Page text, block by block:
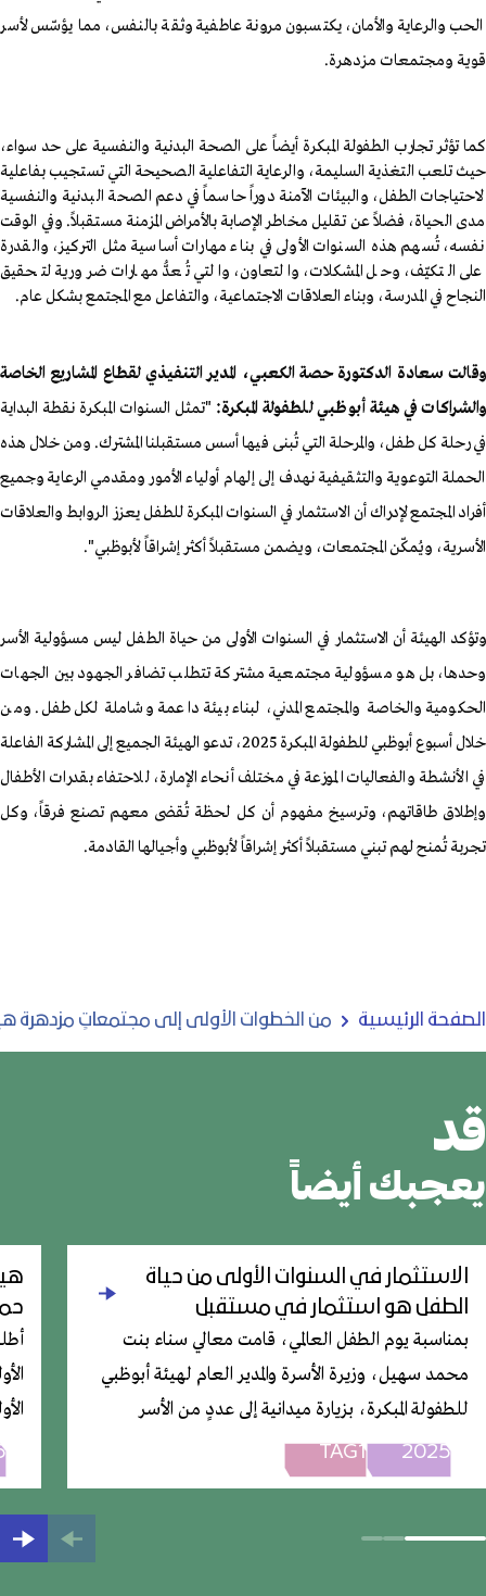
الحب والرعاية والأمان، يكتسبون مرونة عاطفية وثقة بالنفس، مما يؤسّس لأسر
قوية ومجتمعات مزدهرة.
كما تؤثر تجارب الطفولة المبكرة أيضاً على الصحة البدنية والنفسية على حد سواء،
حيث تلعب التغذية السليمة، والرعاية التفاعلية الصحيحة التي تستجيب بفاعلية
لاحتياجات الطفل، والبيئات الآمنة دوراً حاسماً في دعم الصحة البدنية والنفسية
مدى الحياة، فضلاً عن تقليل مخاطر الإصابة بالأمراض المزمنة مستقبلاً.وفي الوقت
نفسه، تُسهم هذه السنوات الأولى في بناء مهارات أساسية مثل التركيز، والقدرة
على التكيّف، وحل المشكلات، والتعاون، والتي تُعدُّ مهارات ضرورية لتحقيق
النجاح في المدرسة، وبناء العلاقات الاجتماعية، والتفاعل مع المجتمع بشكل عام.
وقالت سعادة الدكتورة حصة الكعبي، المدير التنفيذي لقطاع المشاريع الخاصة
والشراكات في هيئة أبوظبي للطفولة المبكرة: "تمثل السنوات المبكرة نقطة البداية
في رحلة كل طفل، والمرحلة التي تُبنى فيها أسس مستقبلنا المشترك. ومن خلال هذه
الحملة التوعوية والتثقيفية نهدف إلى إلهام أولياء الأمور ومقدمي الرعاية وجميع
أفراد المجتمع لإدراك أن الاستثمار في السنوات المبكرة للطفل يعزز الروابط والعلاقات
الأسرية، ويُمكّن المجتمعات، ويضمن مستقبلاً أكثر إشراقاً لأبوظبي".
وتؤكد الهيئة أن الاستثمار في السنوات الأولى من حياة الطفل ليس مسؤولية الأسر
وحدها، بل هو مسؤولية مجتمعية مشتركة تتطلب تضافر الجهود بين الجهات
الحكومية والخاصة والمجتمع المدني، لبناء بيئة داعمة وشاملة لكل طفل. ومن
خلال أسبوع أبوظبي للطفولة المبكرة 2025، تدعو الهيئة الجميع إلى المشاركة الفاعلة
في الأنشطة والفعاليات الموزعة في مختلف أنحاء الإمارة، للاحتفاء بقدرات الأطفال
وإطلاق طاقاتهم، وترسيخ مفهوم أن كل لحظة تُقضى معهم تصنع فرقاً، وكل
تجربة تُمنح لهم تبني مستقبلاً أكثر إشراقاً لأبوظبي وأجيالها القادمة.
الصفحة الرئيسية من الخطوات الأولى إلى مجتمعاتٍ مزدهرة
قد
يعجبك أيضاً
الاستثمار في السنوات الأولى من حياة
الطفل هو استثمار في مستقبل
الإمارات ومصدر قوتها وازدهارها
بمناسبة يوم الطفل العالمي، قامت معالي سناء بنت
محمد سهيل، وزيرة الأسرة والمدير العام لهيئة أبوظبي
للطفولة المبكرة، بزيارة ميدانية إلى عددٍ من الأسر
والأطفال حديثي الولادة في أبوظبي بمستشفى "دانة
الإمارات"،
2025
TAG1